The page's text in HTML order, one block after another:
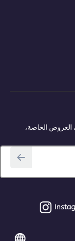
الخاصة،